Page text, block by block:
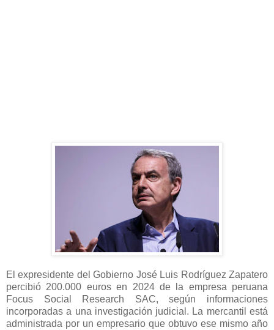
El expresidente del Gobierno José Luis Rodríguez Zapatero
percibió 200.000 euros en 2024 de la empresa peruana
Focus Social Research SAC, según informaciones
incorporadas a una investigación judicial. La mercantil está
administrada por un empresario que obtuvo ese mismo año